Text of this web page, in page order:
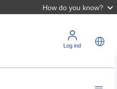
How do you know?
Log ind